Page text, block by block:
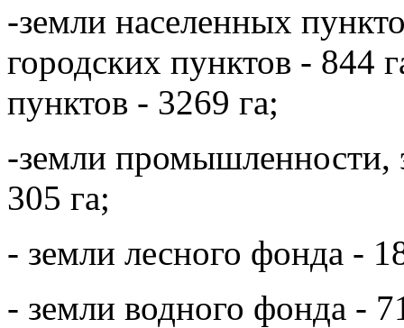
-земли населенных
городских пунктов - 844
пунктов - 3269 га;
-земли промышленности,
305 га;
- земли лесного фонда -
- земли водного фонда -